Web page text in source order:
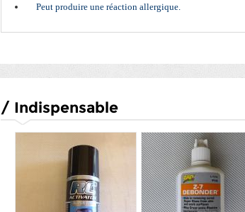
Peut produire une réaction allergique.
/ Indispensable